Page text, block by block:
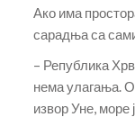
Ако има
сарадња са
– Република
нема улагања.
извор Уне, море